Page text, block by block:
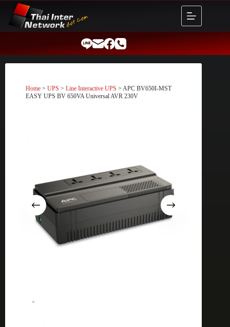
content
Home > UPS > Line Interactive UPS > APC BV650I-MST
EASY UPS BV 650VA Universal AVR 230V